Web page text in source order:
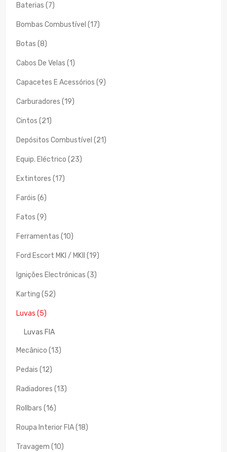
Baterias (7)
Bombas Combustível (17)
Botas (8)
Cabos De Velas (1)
Capacetes E Acessórios (9)
Carburadores (19)
Cintos (21)
Depósitos Combustível (21)
Equip. Eléctrico (23)
Extintores (17)
Faróis (6)
Fatos (9)
Ferramentas (10)
Ford Escort MKI / MKII (19)
Ignições Electrónicas (3)
Karting (52)
Luvas (5)
Luvas FIA
Mecânico (13)
Pedais (12)
Radiadores (13)
Rollbars (16)
Roupa Interior FIA (18)
Travagem (10)